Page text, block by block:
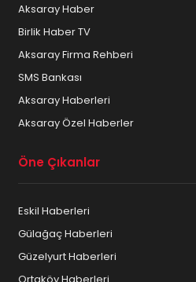
Aksaray Haber
Birlik Haber TV
Aksaray Firma Rehberi
SMS Bankası
Aksaray Haberleri
Aksaray Özel Haberler
Öne Çıkanlar
Eskil Haberleri
Gülağaç Haberleri
Güzelyurt Haberleri